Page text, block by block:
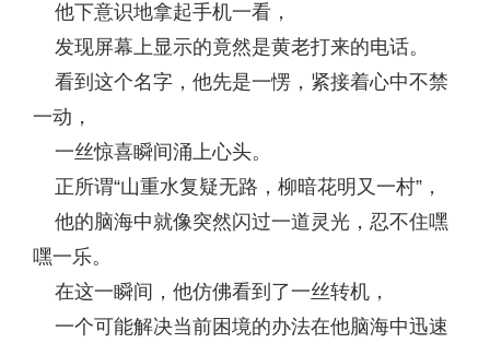
他下意识地拿起手机一看，
发现屏幕上显示的竟然是黄老打来的电话。
看到这个名字，他先是一愣，紧接着心中不禁
一动，
一丝惊喜瞬间涌上心头。
正所谓“山重水复疑无路，柳暗花明又一村”，
他的脑海中就像突然闪过一道灵光，忍不住嘿
嘿一乐。
在这一瞬间，他仿佛看到了一丝转机，
一个可能解决当前困境的办法在他脑海中迅速